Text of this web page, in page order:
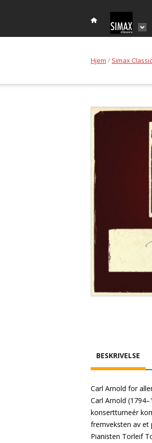
Hjem / Simax
BESKRIVELSE
Carl Arnold for
Carl Arnold
konsertturneér
fremveksten av et
Pianisten Torleif